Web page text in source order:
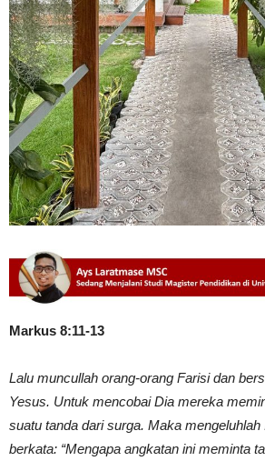
Markus 8:11-13
Lalu muncullah orang-orang Farisi dan
Yesus. Untuk mencobai Dia mereka
suatu tanda dari surga. Maka
berkata: “Mengapa angkatan ini meminta